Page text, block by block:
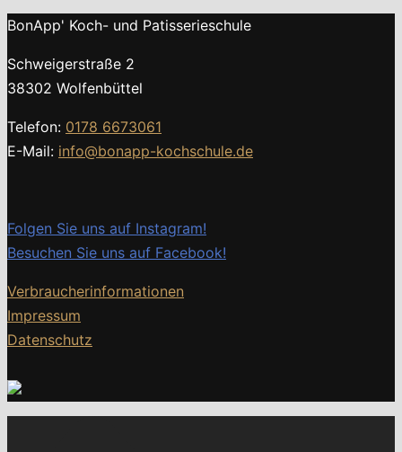
BonApp' Koch- und Patisserieschule
Schweigerstraße 2
38302 Wolfenbüttel
Telefon: 0178 6673061
E-Mail: info@bonapp-kochschule.de
Folgen Sie uns auf Instagram!
Besuchen Sie uns auf Facebook!
Verbraucherinformationen
Impressum
Datenschutz